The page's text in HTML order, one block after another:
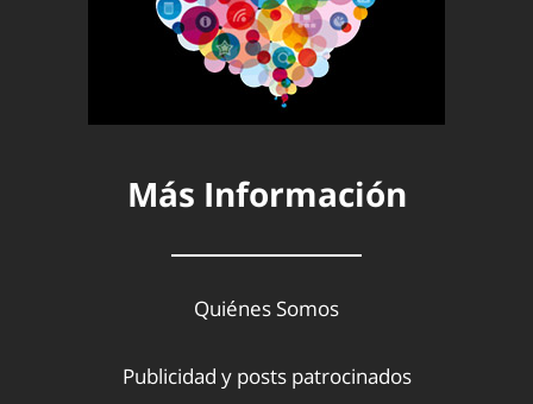
Más Información
Quiénes Somos
Publicidad y posts patrocinados